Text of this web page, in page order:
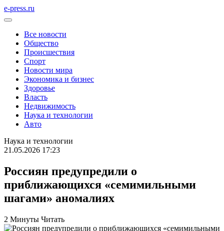
e-press.ru
Все новости
Общество
Происшествия
Спорт
Новости мира
Экономика и бизнес
Здоровье
Власть
Недвижимость
Наука и технологии
Авто
Наука и технологии
21.05.2026 17:23
Россиян предупредили о
приближающихся «семимильными
шагами» аномалиях
2 Минуты Читать